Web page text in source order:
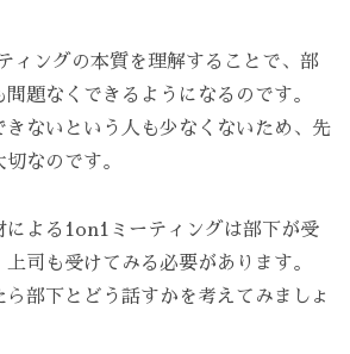
ィングの本質を理解することで、部
問題なくできるようになるのです。
きないという人も少なくないため、先
なのです。
による1on1ミーティングは部下が受
司も受けてみる必要があります。
部下とどう話すかを考えてみましょ